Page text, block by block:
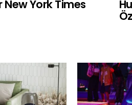
York Times